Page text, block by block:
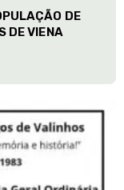
DE
DE VIENA